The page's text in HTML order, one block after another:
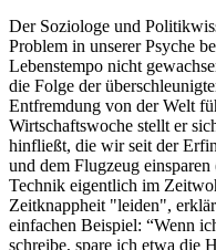
Der Soziologe und
Problem in unserer Psyche
Lebenstempo nicht
die Folge der
Entfremdung von der Welt
Wirtschaftswoche stellt er
hinfließt, die wir seit der
und dem Flugzeug
Technik eigentlich im
Zeitknappheit "leiden",
einfachen Beispiel: “Wenn
schreibe, spare ich etwa die